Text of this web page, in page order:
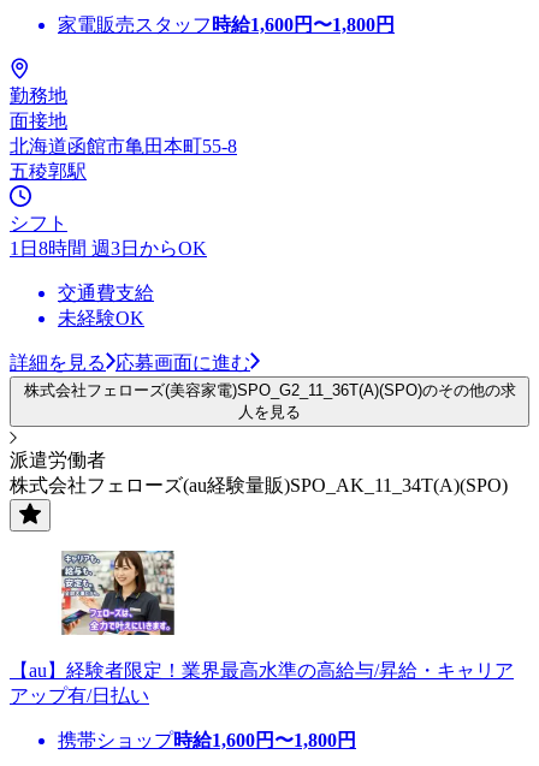
家電販売スタッフ 時給1,600円〜1,800円
勤務地
面接地
北海道函館市亀田本町55-8
五稜郭駅
シフト
1日8時間 週3日からOK
交通費支給
未経験OK
詳細を見る 応募画面に進む
株式会社フェローズ(美容家電)SPO_G2_11_36T(A)(SPO)のその他の求
人を見る
派遣労働者
株式会社フェローズ(au経験量販)SPO_AK_11_34T(A)(SPO)
【au】経験者限定！業界最高水準の高給与/昇給・キャリア
アップ有/日払い
携帯ショップ時給1,600円〜1,800円